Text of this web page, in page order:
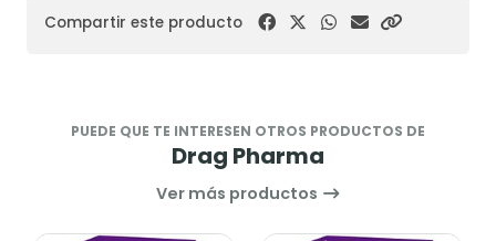
Compartir este producto
PUEDE QUE TE INTERESEN OTROS PRODUCTOS DE
Drag Pharma
Ver más productos